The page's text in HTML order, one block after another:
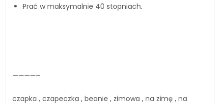
Prać w maksymalnie 40 stopniach.
————–
czapka , czapeczka , beanie , zimowa , na zimę , na